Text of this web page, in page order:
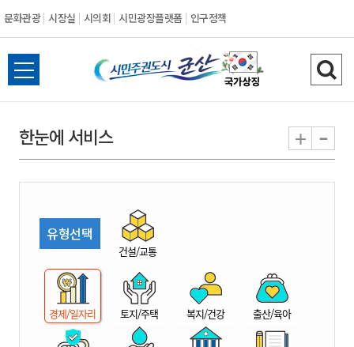
문화관광 시장실 시의회 시민광장플랫폼 인구정책
시
민
권
시
산
전
체
뉴
열
검
색
기
한눈에 서비스 + -
유형선택
건설/교통
경제/일자리 토지/주택 복지/건강 출산/육아